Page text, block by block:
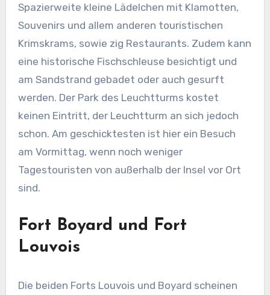
Spazierweite kleine Lädelchen mit Klamotten,
Souvenirs und allem anderen touristischen
Krimskrams, sowie zig Restaurants. Zudem kann
eine historische Fischschleuse besichtigt und
am Sandstrand gebadet oder auch gesurft
werden. Der Park des Leuchtturms kostet
keinen Eintritt, der Leuchtturm an sich jedoch
schon. Am geschicktesten ist hier ein Besuch
am Vormittag, wenn noch weniger
Tagestouristen von außerhalb der Insel vor Ort
sind.
Fort Boyard und Fort
Louvois
Die beiden Forts Louvois und Boyard scheinen